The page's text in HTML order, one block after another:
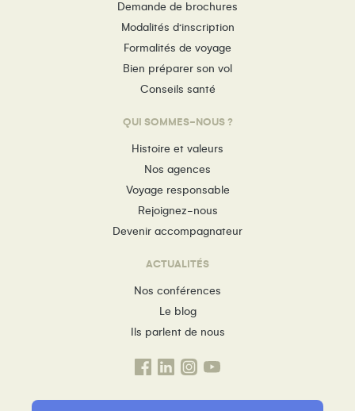
Demande de brochures
Modalités d’inscription
Formalités de voyage
Bien préparer son vol
Conseils santé
QUI SOMMES-NOUS ?
Histoire et valeurs
Nos agences
Voyage responsable
Rejoignez-nous
Devenir accompagnateur
ACTUALITÉS
Nos conférences
Le blog
Ils parlent de nous